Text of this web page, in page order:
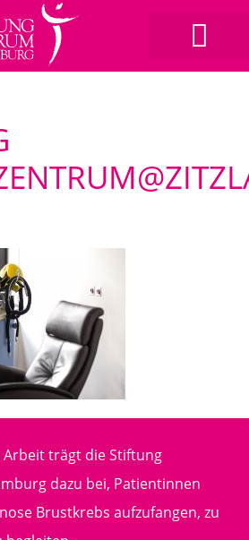
trägt die Stiftung
dazu bei, Patientinnen
Brustkrebs aufzufangen, zu